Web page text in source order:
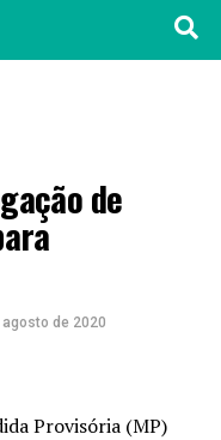
de
agosto de 2020
Provisória (MP)